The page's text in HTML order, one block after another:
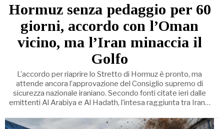
Hormuz senza pedaggio per 60
giorni, accordo con l’Oman
vicino, ma l’Iran minaccia il
Golfo
L’accordo per riaprire lo Stretto di Hormuz è pronto, ma
attende ancora l’approvazione del Consiglio supremo di
sicurezza nazionale iraniano. Secondo fonti citate ieri dalle
emittenti Al Arabiya e Al Hadath, l’intesa raggiunta tra Iran…